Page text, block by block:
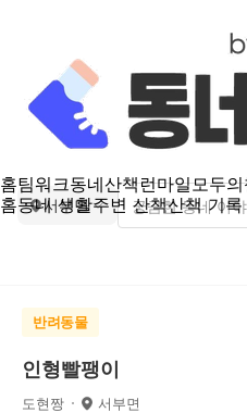
홈팀워크동네산책런마일모두
홈동네 생활주변 산책산책 기록
서부면
반려동물
인형빨팽이
도현짱 서부면